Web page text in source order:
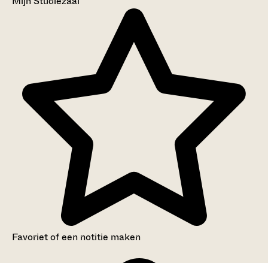
Favoriet of een notitie maken